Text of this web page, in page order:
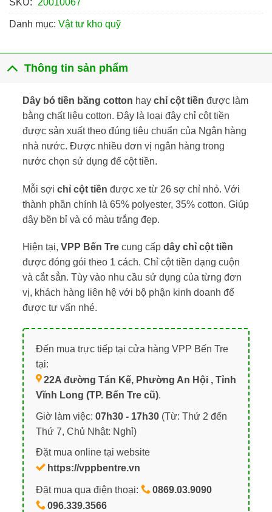
Danh mục: Vật tư kho quỹ
Thông tin sản phẩm
Dây bó tiền băng cotton hay chỉ cột tiền được làm
bằng chất liệu cotton. Đây là loại đây chỉ cột tiền
được sản xuất theo đúng tiêu chuẩn của Ngân hàng
nhà nước. Được nhiều đơn vị ngân hàng trong
nước chọn sử dụng để cột tiền.
Mỗi sợi chỉ cột tiền được xe từ 26 sợ chỉ nhỏ. Với
thành phần chính là 65% polyester, 35% cotton. Giúp
dây bền bỉ và có màu trắng đẹp.
Hiện tại, VPP Bến Trecung cấpdây chỉ cột tiền
được đóng gói theo 1 cách. Chỉ cột tiền dạng cuộn
và cắt sẳn. Tùy vào nhu cầu sử dụng của từng đơn
vị, khách hàng liên hệ với bộ phận kinh doanh để
được tư vấn nhé.
Đến mua trực tiếp tại cửa hàng VPP Bến Tre
tại:
22A đường Tán Kế, Phường An Hội , Tỉnh
Vĩnh Long (TP. Bến Tre cũ).
Giờ làm việc: 07h30 - 17h30(Từ: Thứ 2 đến
Thứ 7, Chủ Nhật: Nghỉ)
Đặt mua online tại website
https://vppbentre.vn
Đặt mua qua điện thoại:
0869.03.9090
096.339.3566